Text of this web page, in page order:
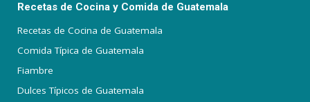
Recetas de Cocina y Comida de Guatemala
Recetas de Cocina de Guatemala
Comida Típica de Guatemala
Fiambre
Dulces Típicos de Guatemala